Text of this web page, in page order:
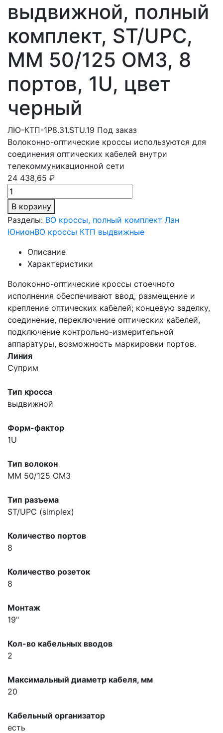
выдвижной, полный
комплект, ST/UPC,
MM 50/125 OM3, 8
портов, 1U, цвет
черный
ЛЮ-КТП-1Р8.31.STU.19 Под заказ
Волоконно-оптические кроссы используются для
соединения оптических кабелей внутри
телекоммуникационной сети
24 438,65 ₽
В корзину
Разделы: ВО кроссы, полный комплект Лан
ЮнионВО кроссы КТП выдвижные
Описание
Характеристики
Волоконно-оптические кроссы стоечного
исполнения обеспечивают ввод, размещение и
крепление оптических кабелей; концевую заделку,
соединение, переключение оптических кабелей,
подключение контрольно-измерительной
аппаратуры, возможность маркировки портов.
Линия
Суприм
Тип кросса
выдвижной
Форм-фактор
1U
Тип волокон
MM 50/125 OM3
Тип разъема
ST/UPC (simplex)
Количество портов
8
Количество розеток
8
Монтаж
19"
Кол-во кабельных вводов
2
Максимальный диаметр кабеля, мм
20
Кабельный организатор
есть